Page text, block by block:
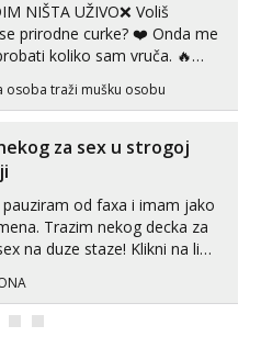
NIŠTA UŽIVO❌ Voliš
prirodne curke? ❤️ Onda me
koliko sam vruča.‎ ️‍🔥
koja ima 100%
💦 Misli su mi uvijek
ponudi možeš
po svojoj mjeri. Sexi videa
osoba traži mušku osobu
za sex u strogoj
od faxa i imam jako
Trazim nekog decka za
duze staze! Klikni na link